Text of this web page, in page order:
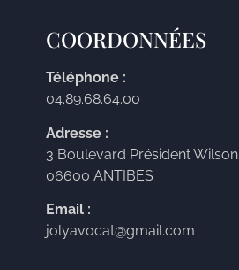
COORDONNÉES
Téléphone :
04.89.68.64.00
Adresse :
3 Boulevard Président Wilson
06600 ANTIBES
Email :
jolyavocat@gmail.com